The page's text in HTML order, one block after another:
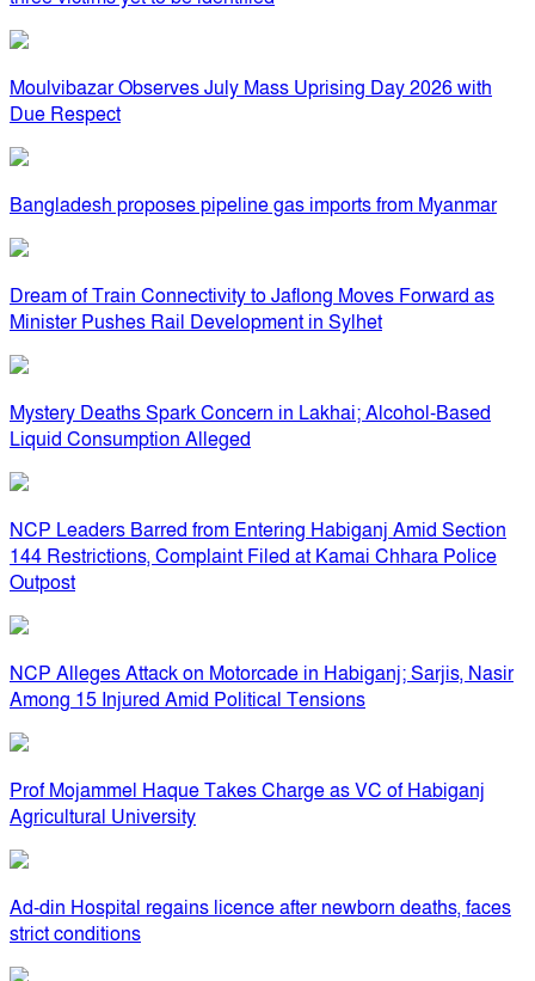
Moulvibazar Observes July Mass Uprising Day 2026 with
Due Respect
Bangladesh proposes pipeline gas imports from Myanmar
Dream of Train Connectivity to Jaflong Moves Forward as
Minister Pushes Rail Development in Sylhet
Mystery Deaths Spark Concern in Lakhai; Alcohol-Based
Liquid Consumption Alleged
NCP Leaders Barred from Entering Habiganj Amid Section
144 Restrictions, Complaint Filed at Kamai Chhara Police
Outpost
NCP Alleges Attack on Motorcade in Habiganj; Sarjis, Nasir
Among 15 Injured Amid Political Tensions
Prof Mojammel Haque Takes Charge as VC of Habiganj
Agricultural University
Ad-din Hospital regains licence after newborn deaths, faces
strict conditions